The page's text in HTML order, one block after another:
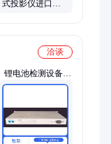
式投影仪进口金
洽谈
锂电池检测设备、